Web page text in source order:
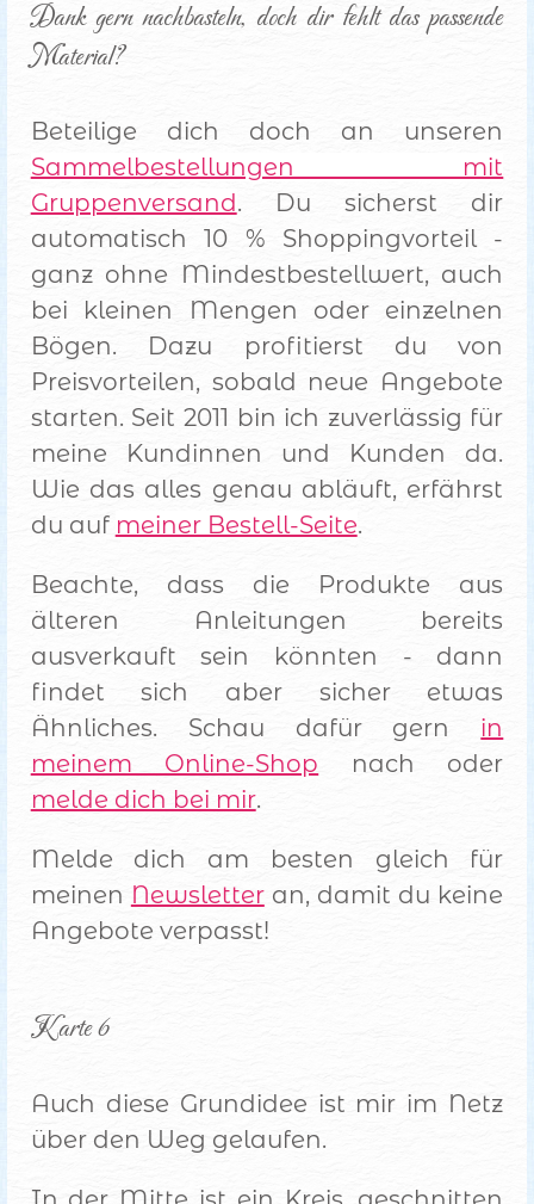
Dank gern nachbasteln, doch dir fehlt das passende
Material?
Beteilige dich doch an unseren
Sammelbestellungen mit
Gruppenversand. Du sicherst dir
automatisch 10 % Shoppingvorteil -
ganz ohne Mindestbestellwert, auch
bei kleinen Mengen oder einzelnen
Bögen. Dazu profitierst du von
Preisvorteilen, sobald neue Angebote
starten. Seit 2011 bin ich zuverlässig für
meine Kundinnen und Kunden da.
Wie das alles genau abläuft, erfährst
du auf meiner Bestell-Seite.
Beachte, dass die Produkte aus
älteren Anleitungen bereits
ausverkauft sein könnten - dann
findet sich aber sicher etwas
Ähnliches. Schau dafür gern in
meinem Online-Shop nach oder
melde dich bei mir.
Melde dich am besten gleich für
meinen Newsletteran, damit du keine
Angebote verpasst!
Karte 6
Auch diese Grundidee ist mir im Netz
über den Weg gelaufen.